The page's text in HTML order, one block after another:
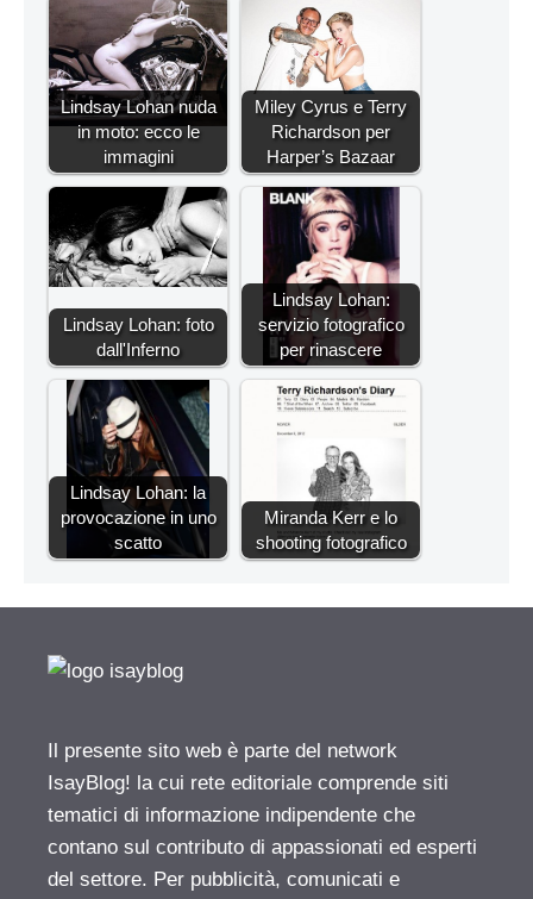
Lindsay Lohan nuda
in moto: ecco le
immagini
Miley Cyrus e Terry
Richardson per
Harper’s Bazaar
Lindsay Lohan: foto
dall'Inferno
Lindsay Lohan:
servizio fotografico
per rinascere
Lindsay Lohan: la
provocazione in uno
scatto
Miranda Kerr e lo
shooting fotografico
Il presente sito web è parte del network
IsayBlog! la cui rete editoriale comprende siti
tematici di informazione indipendente che
contano sul contributo di appassionati ed esperti
del settore. Per pubblicità, comunicati e